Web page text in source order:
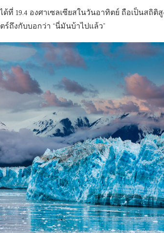
19.4 องศาเซลเซียสในวันอาทิตย์ ถือเป็นสถิติ
ถึงกับบอกว่า “นี่มันบ้าไปแล้ว”